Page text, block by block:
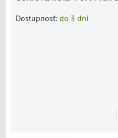
Dostupnosť: do 3 dní